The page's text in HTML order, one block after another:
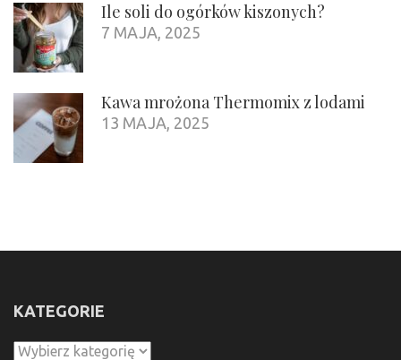
Ile soli do ogórków kiszonych?
7 MAJA, 2025
Kawa mrożona Thermomix z lodami
13 MAJA, 2025
KATEGORIE
Kategorie